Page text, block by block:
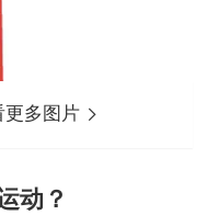
更多图片
动？